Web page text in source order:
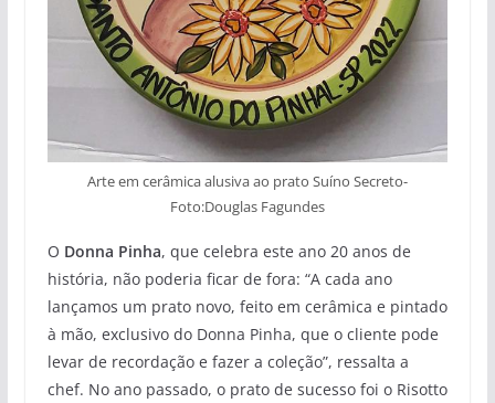
Arte em cerâmica alusiva ao prato Suíno Secreto-
Foto:Douglas Fagundes
O Donna Pinha, que celebra este ano 20 anos de
história, não poderia ficar de fora: “A cada ano
lançamos um prato novo, feito em cerâmica e pintado
à mão, exclusivo do Donna Pinha, que o cliente pode
levar de recordação e fazer a coleção”, ressalta a
chef. No ano passado, o prato de sucesso foi o Risotto